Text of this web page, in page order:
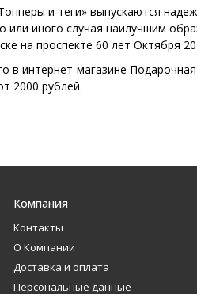
и теги» выпускаются
или иного случая наилучшим
на проспекте 60 лет Октября
в интернет-магазине
2000 рублей.
Компания
Контакты
О Компании
Доставка и оплата
Персональные данные